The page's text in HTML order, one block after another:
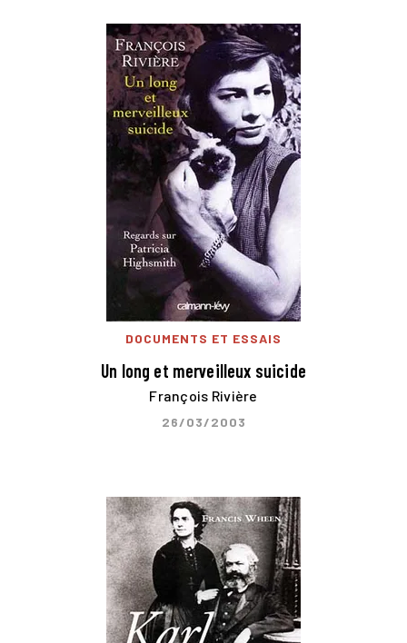
DOCUMENTS ET ESSAIS
Un long et merveilleux suicide
François Rivière
26/03/2003